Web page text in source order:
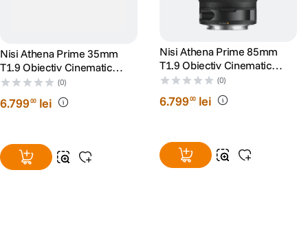
Nisi Athena Prime 35mm
T1.9 Obiectiv Cinematic
Mirrorless Montura PL
(0)
6.79900 lei
Nisi Athena Prime 85mm
T1.9 Obiectiv Cinematic
Mirrorless Montura PL
(0)
6.79900 lei